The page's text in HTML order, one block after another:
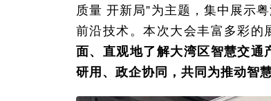
质量 开新局”为主题，集中展示
前沿技术。本次大会丰富多彩的
面、直观地了解大湾区智慧交通
研用、政企协同，共同为推动智